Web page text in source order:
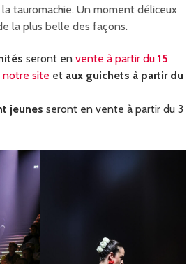
tauromachie. Un moment déliceux
la plus belle des façons.
seront en vente à partir du 15
notre site et aux guichets à partir du
jeunes seront en vente à partir du 3